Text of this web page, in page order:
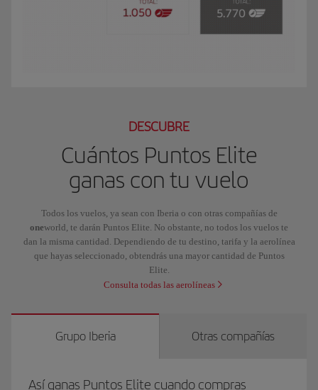
DESCUBRE
Cuántos Puntos Elite
ganas con tu vuelo
Todos los vuelos, ya sean con Iberia o con otras compañías de
oneworld, te darán Puntos Elite. No obstante, no todos los vuelos te
dan la misma cantidad. Dependiendo de tu destino, tarifa y la aerolínea
que hayas seleccionado, obtendrás una mayor cantidad de Puntos
Elite.
Consulta todas las aerolíneas
Grupo Iberia Otras compañías
Así ganas Puntos Elite cuando compras